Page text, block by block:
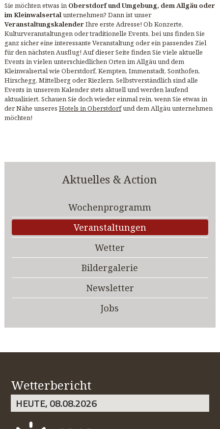
Sie möchten etwas in Oberstdorf und Umgebung, dem Allgäu oder
im Kleinwalsertal unternehmen? Dann ist unser
VeranstaltungskalenderIhre erste Adresse! Ob Konzerte,
Kulturveranstaltungen oder traditionelle Events, bei uns finden Sie
ganz sicher eine interessante Veranstaltung oder ein passendes Ziel
für den nächsten Ausflug! Auf dieser Seite finden Sie viele aktuelle
Events in vielen unterschiedlichen Orten im Allgäu und dem
Kleinwalsertal wie Oberstdorf, Kempten, Immenstadt, Sonthofen,
Hirschegg, Mittelberg oder Riezlern. Selbstverständlich sind alle
Events in unserem Kalender stets aktuell und werden laufend
aktualisiert. Schauen Sie doch wieder einmal rein, wenn Sie etwas in
der Nähe unseres Hotels in Oberstdorfund dem Allgäu unternehmen
möchten!
Aktuelles & Action
Wochenprogramm
Veranstaltungen
Wetter
Bildergalerie
Newsletter
Jobs
Wetterbericht
HEUTE, 08.08.2026